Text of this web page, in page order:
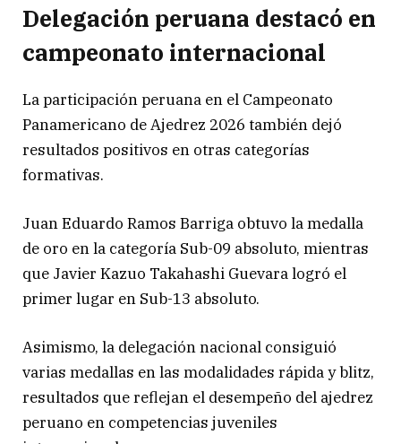
Delegación peruana destacó en
campeonato internacional
La participación peruana en el Campeonato
Panamericano de Ajedrez 2026 también dejó
resultados positivos en otras categorías
formativas.
Juan Eduardo Ramos Barriga obtuvo la medalla
de oro en la categoría Sub-09 absoluto, mientras
que Javier Kazuo Takahashi Guevara logró el
primer lugar en Sub-13 absoluto.
Asimismo, la delegación nacional consiguió
varias medallas en las modalidades rápida y blitz,
resultados que reflejan el desempeño del ajedrez
peruano en competencias juveniles